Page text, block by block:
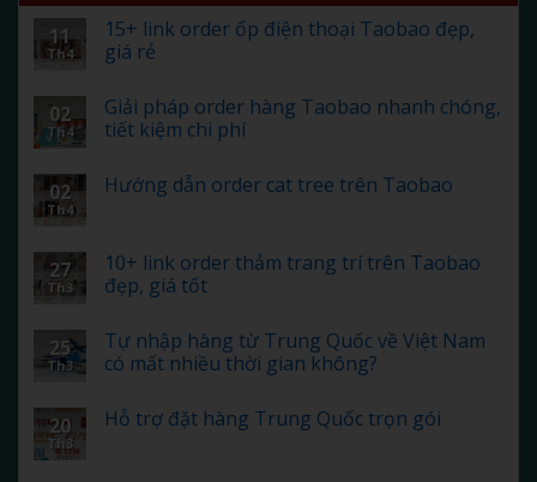
11
Th4
15+ link order ốp điện thoại Taobao đẹp,
giá rẻ
02
Th4
Giải pháp order hàng Taobao nhanh chóng,
tiết kiệm chi phí
02
Th4
Hướng dẫn order cat tree trên Taobao
27
Th3
10+ link order thảm trang trí trên Taobao
đẹp, giá tốt
25
Th3
Tự nhập hàng từ Trung Quốc về Việt Nam
có mất nhiều thời gian không?
20
Th3
Hỗ trợ đặt hàng Trung Quốc trọn gói